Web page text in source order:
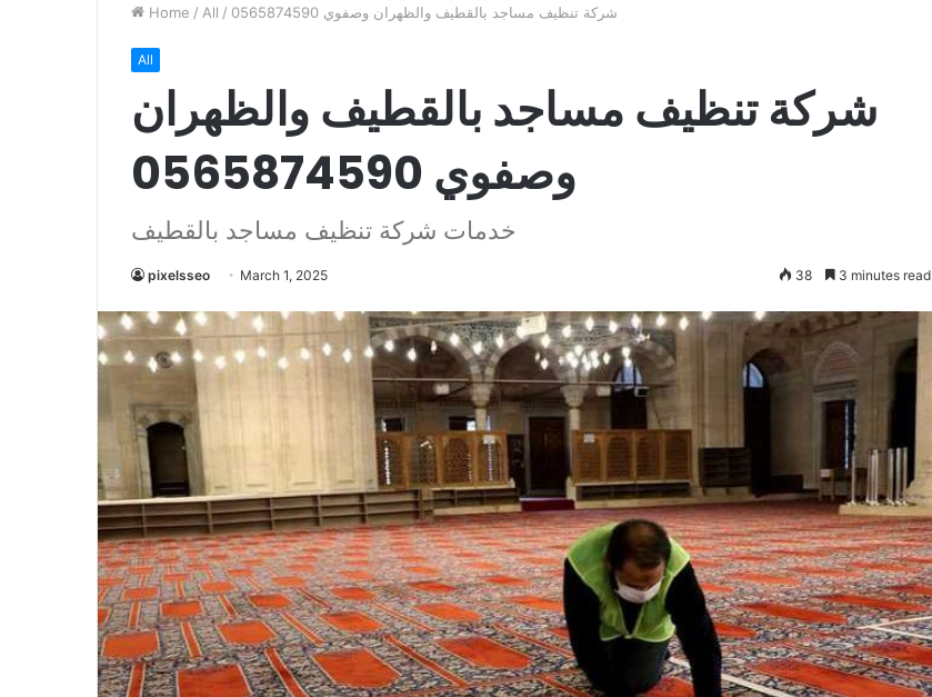
Home / All / شركة تنظيف مساجد بالقطيف والظهران وصفوي 0565874590
All
شركة تنظيف مساجد بالقطيف والظهران
وصفوي 0565874590
خدمات شركة تنظيف مساجد بالقطيف
pixelsseo March 1, 2025 38 3 minutes read